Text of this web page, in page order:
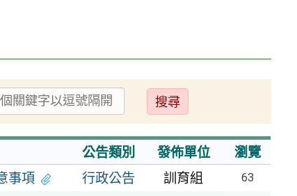
送
出
公告類別 發佈單位
瀏覽
事項 行政公告 訓育組 63